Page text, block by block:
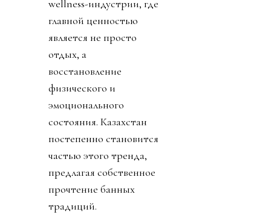
wellness-индустрии, где
главной ценностью
является не просто
отдых, а
восстановление
физического и
эмоционального
состояния. Казахстан
постепенно становится
частью этого тренда,
предлагая собственное
прочтение банных
традиций.